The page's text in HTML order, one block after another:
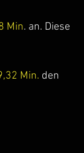
Min. an. Diese
Min. den